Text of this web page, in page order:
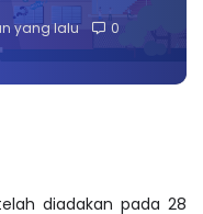
yang lalu 0
diadakan pada 28